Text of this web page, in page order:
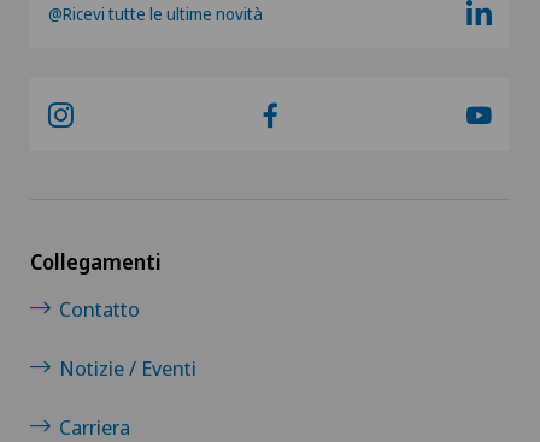
@Ricevi tutte le ultime novità
Collegamenti
Contatto
Notizie / Eventi
Carriera